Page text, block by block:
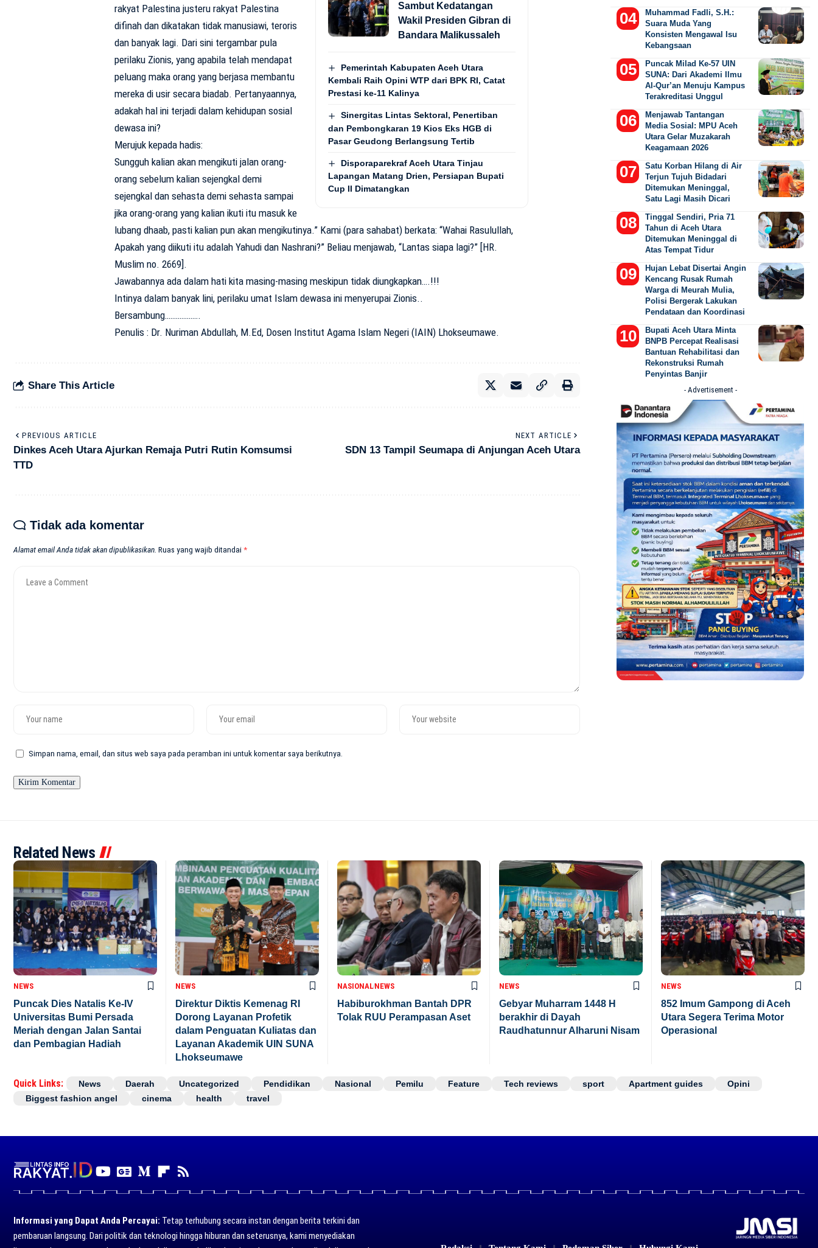
Sambut Kedatangan
Wakil Presiden Gibran di
Bandara Malikussaleh
Pemerintah Kabupaten Aceh Utara
Kembali Raih Opini WTP dari BPK RI, Catat
Prestasi ke-11 Kalinya
Sinergitas Lintas Sektoral, Penertiban
dan Pembongkaran 19 Kios Eks HGB di
Pasar Geudong Berlangsung Tertib
Disporaparekraf Aceh Utara Tinjau
Lapangan Matang Drien, Persiapan Bupati
Cup II Dimatangkan
rakyat Palestina justeru rakyat Palestina
difinah dan dikatakan tidak manusiawi, teroris
dan banyak lagi. Dari sini tergambar pula
perilaku Zionis, yang apabila telah mendapat
peluang maka orang yang berjasa membantu
mereka di usir secara biadab. Pertanyaannya,
adakah hal ini terjadi dalam kehidupan sosial
dewasa ini?
Merujuk kepada hadis:
Sungguh kalian akan mengikuti jalan orang-
orang sebelum kalian sejengkal demi
sejengkal dan sehasta demi sehasta sampai
jika orang-orang yang kalian ikuti itu masuk ke
lubang dhaab, pasti kalian pun akan mengikutinya.” Kami (para sahabat) berkata: “Wahai Rasulullah,
Apakah yang diikuti itu adalah Yahudi dan Nashrani?” Beliau menjawab, “Lantas siapa lagi?” [HR.
Muslim no. 2669].
Jawabannya ada dalam hati kita masing-masing meskipun tidak diungkapkan….!!!
Intinya dalam banyak lini, perilaku umat Islam dewasa ini menyerupai Zionis..
Bersambung……………….
Penulis : Dr. Nuriman Abdullah, M.Ed, Dosen Institut Agama Islam Negeri (IAIN) Lhokseumawe.
Share This Article
PREVIOUS ARTICLE
Dinkes Aceh Utara Ajurkan Remaja Putri Rutin Komsumsi
TTD
NEXT ARTICLE
SDN 13 Tampil Seumapa di Anjungan Aceh Utara
Tidak ada komentar
Alamat email Anda tidak akan dipublikasikan. Ruas yang wajib ditandai*
Simpan nama, email, dan situs web saya pada peramban ini untuk komentar saya berikutnya.
Muhammad Fadli, S.H.:
Suara Muda Yang
Konsisten Mengawal Isu
Kebangsaan
Puncak Milad Ke-57 UIN
SUNA: Dari Akademi Ilmu
Al-Qur’an Menuju Kampus
Terakreditasi Unggul
Menjawab Tantangan
Media Sosial: MPU Aceh
Utara Gelar Muzakarah
Keagamaan 2026
Satu Korban Hilang di Air
Terjun Tujuh Bidadari
Ditemukan Meninggal,
Satu Lagi Masih Dicari
Tinggal Sendiri, Pria 71
Tahun di Aceh Utara
Ditemukan Meninggal di
Atas Tempat Tidur
Hujan Lebat Disertai Angin
Kencang Rusak Rumah
Warga di Meurah Mulia,
Polisi Bergerak Lakukan
Pendataan dan Koordinasi
Bupati Aceh Utara Minta
BNPB Percepat Realisasi
Bantuan Rehabilitasi dan
Rekonstruksi Rumah
Penyintas Banjir
- Advertisement -
Related News
NEWS
Puncak Dies Natalis Ke-IV
Universitas Bumi Persada
Meriah dengan Jalan Santai
dan Pembagian Hadiah
NEWS
Direktur Diktis Kemenag RI
Dorong Layanan Profetik
dalam Penguatan Kuliatas dan
Layanan Akademik UIN SUNA
Lhokseumawe
NASIONALNEWS
Habiburokhman Bantah DPR
Tolak RUU Perampasan Aset
NEWS
Gebyar Muharram 1448 H
berakhir di Dayah
Raudhatunnur Alharuni Nisam
NEWS
852 Imum Gampong di Aceh
Utara Segera Terima Motor
Operasional
Quick Links: News Daerah Uncategorized Pendidikan Nasional Pemilu Feature Tech reviews sport Apartment guides
Opini
Biggest fashion angel
cinema health travel
Informasi yang Dapat Anda Percayai: Tetap terhubung secara instan dengan berita terkini dan
pembaruan langsung. Dari politik dan teknologi hingga hiburan dan seterusnya, kami menyediakan